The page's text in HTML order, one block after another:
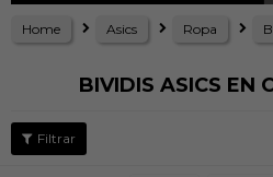
Home Asics Ropa
BIVIDIS ASICS EN